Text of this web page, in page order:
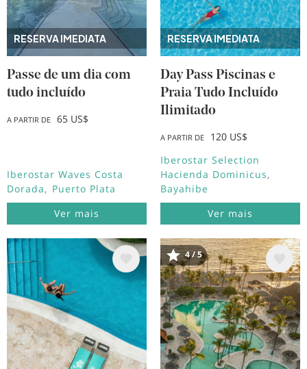
RESERVA IMEDIATA
Passe de um dia com
tudo incluído
A PARTIR DE 65 US$
Iberostar Waves Costa
Dorada
Puerto Plata
Ver mais
RESERVA IMEDIATA
Day Pass Piscinas e
Praia Tudo Incluído
Ilimitado
A PARTIR DE
120 US$
Iberostar Selection
Hacienda Dominicus
Bayahibe
Ver mais
Imagem Imagem
4 / 5